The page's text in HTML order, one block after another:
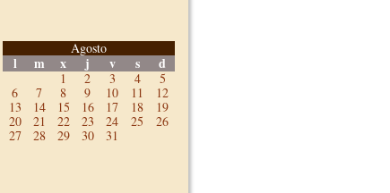
Agosto
l m x j v s d
1 2 3 4
5
6
7 8 9 10 11
12
13
14 15 16 17 18
19
20
21 22 23 24 25
26
27
28 29 30 31